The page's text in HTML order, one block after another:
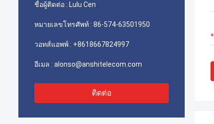
ชื่อผู้ติดต่อ : Lulu Cen
หมายเลขโทรศัพท์ : 86-574-63501950
วอทส์แอพพ์ : +8618667824997
อีเมล : alonso@anshitelecom.com
ติดต่อ